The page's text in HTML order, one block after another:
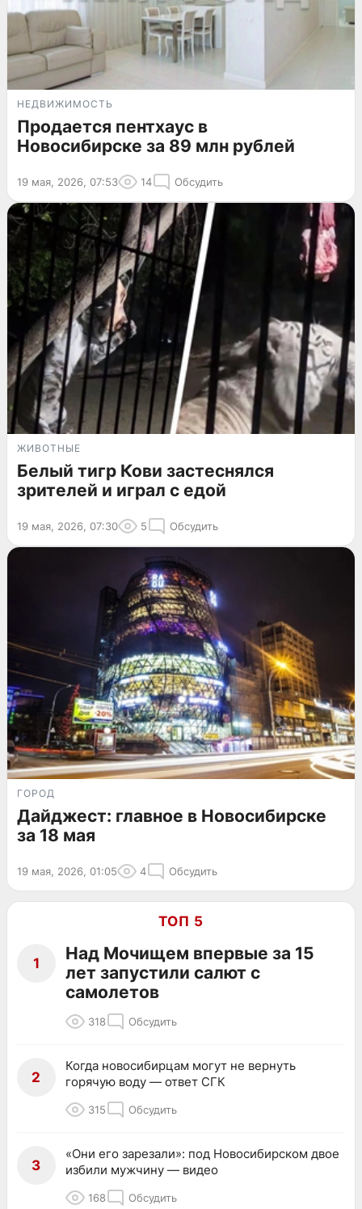
НЕДВИЖИМОСТЬ
Продается пентхаус в
Новосибирске за 89 млн рублей
19 мая, 2026, 07:53 14 Обсудить
ЖИВОТНЫЕ
Белый тигр Кови застеснялся
зрителей и играл с едой
19 мая, 2026, 07:30 5 Обсудить
ГОРОД
Дайджест: главное в Новосибирске
за 18 мая
19 мая, 2026, 01:05 4 Обсудить
ТОП 5
1
Над Мочищем впервые за 15
лет запустили салют с
самолетов
318 Обсудить
2
Когда новосибирцам могут не вернуть
горячую воду — ответ СГК
315 Обсудить
3
«Они его зарезали»: под Новосибирском двое
избили мужчину — видео
168 Обсудить